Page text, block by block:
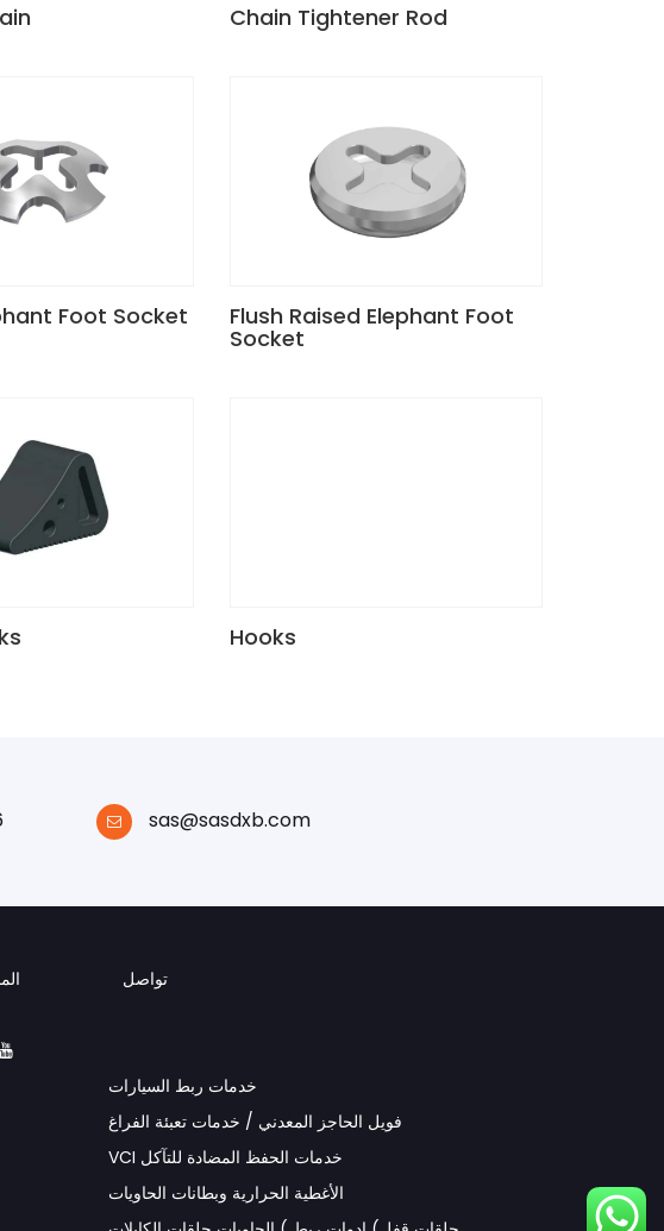
Chain Tightener Rod
Foot Socket Flush Raised Elephant Foot
Socket
Hooks
sas@sasdxb.com
تواصل
خدمات ربط السيارات
فويل الحاجز المعدني / خدمات تعبئة الفراغ
VCI خدمات الحفظ المضادة للتآكل
الأغطية الحرارية وبطانات الحاويات